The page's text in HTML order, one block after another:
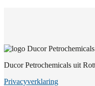
Ducor Petrochemicals uit
Privacyverklaring